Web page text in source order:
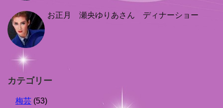
お正月 瀬央ゆりあさん ディナーショー
カテゴリー
梅芸 (53)